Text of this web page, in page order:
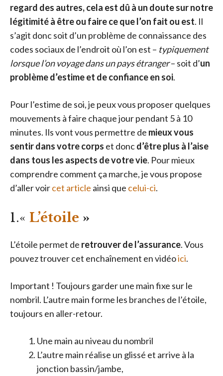
regard des autres, cela est dû à un doute sur notre
légitimité à être ou faire ce que l’on fait ou est. Il
s’agit donc soit d’un problème de connaissance des
codes sociaux de l’endroit où l’on est – typiquement
lorsque l’on voyage dans un pays étranger– soit d’un
problème d’estime et de confiance en soi.
Pour l’estime de soi, je peux vous proposer quelques
mouvements à faire chaque jour pendant 5 à 10
minutes. Ils vont vous permettre de mieux vous
sentir dans votre corps et doncd’être plus à l’aise
dans tous les aspects de votre vie. Pour mieux
comprendre comment ça marche, je vous propose
d’aller voircet article ainsi que celui-ci.
1.« L’étoile »
L’étoile permet de retrouver de l’assurance. Vous
pouvez trouver cet enchaînement en vidéoici.
Important ! Toujours garder une main fixe sur le
nombril. L’autre main forme les branches de l’étoile,
toujours en aller-retour.
Une main au niveau du nombril
L’autre main réalise un glissé et arrive à la
jonction bassin/jambe,